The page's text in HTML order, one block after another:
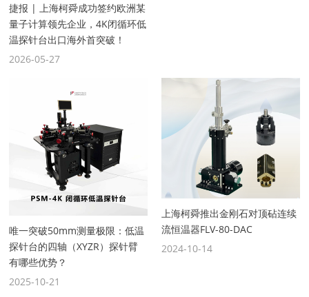
捷报 | 上海柯舜成功签约欧洲某
量子计算领先企业，4K闭循环低
温探针台出口海外首突破！
2026-05-27
唯一突破50mm测量极限：低温
探针台的四轴（XYZR）探针臂
有哪些优势？
2025-10-21
上海柯舜推出金刚石对顶砧连续
流恒温器FLV-80-DAC
2024-10-14